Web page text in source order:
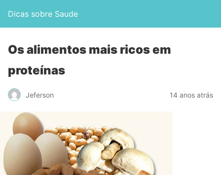
Dicas sobre Saude
Os alimentos mais ricos em
proteínas
Jeferson 14 anos atrás